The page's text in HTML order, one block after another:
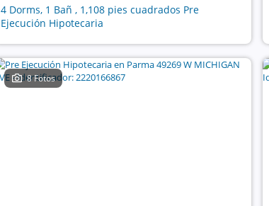
4 Dorms, 1 Bañ , 1,108 pies cuadrados Pre
Ejecución Hipotecaria
8 Fotos